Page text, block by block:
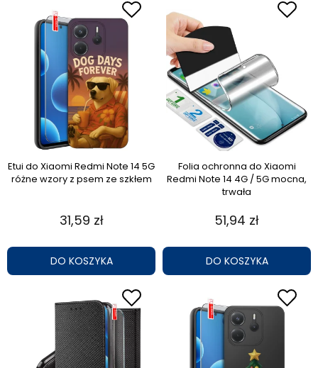
Etui do Xiaomi Redmi Note 14 5G
różne wzory z psem ze szkłem
31,59 zł
DO KOSZYKA
Folia ochronna do Xiaomi
Redmi Note 14 4G / 5G mocna,
trwała
51,94 zł
DO KOSZYKA